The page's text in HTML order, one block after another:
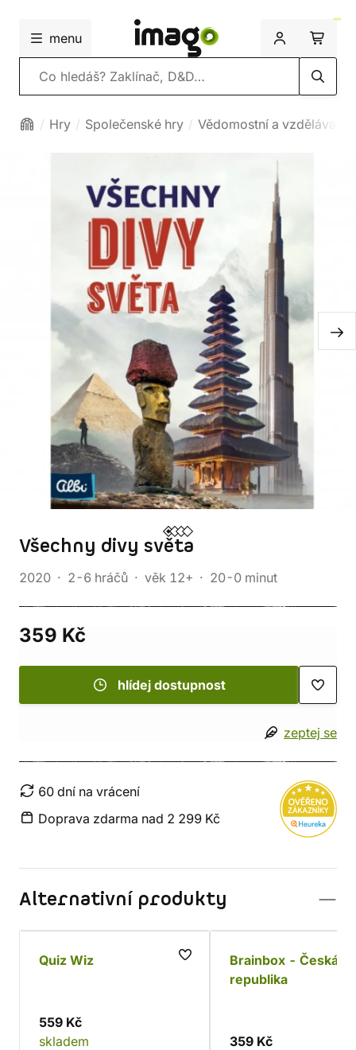
menu
Vyhledávání
Hry Společenské hry Vědomostní a vzdělávací
Všechny divy světa
2020 2-6 hráčů věk 12+ 20-0 minut
359 Kč
hlídej dostupnost
zeptej se
60 dní na vrácení
Doprava zdarma nad 2 299 Kč
Alternativní produkty
Quiz Wiz
559 Kč
skladem
Brainbox - Česká
republika
359 Kč